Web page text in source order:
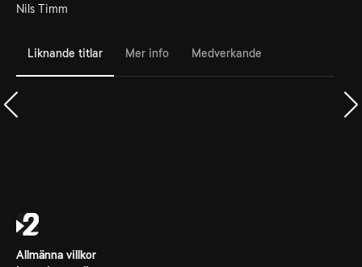
Nils Timm
Liknande titlar Mer info Medverkande
Allmänna villkor